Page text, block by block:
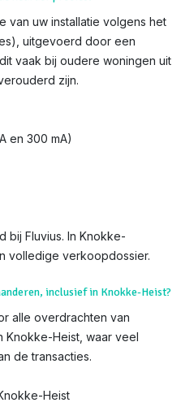
van uw installatie volgens het
uitgevoerd door een
vaak bij oudere woningen uit
zijn.
en 300 mA)
bij Fluvius. In Knokke-
volledige verkoopdossier.
inclusief in Knokke-Heist?
alle overdrachten van
Knokke-Heist, waar veel
de transacties.
Heist